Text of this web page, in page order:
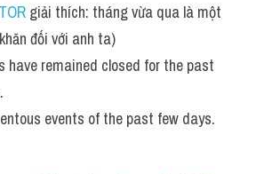
giải thích: tháng vừa qua là một
đối với anh ta)
have remained closed for the past
events of the past few days.